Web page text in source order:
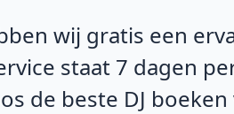
wij gratis een
staat 7 dagen
de beste DJ